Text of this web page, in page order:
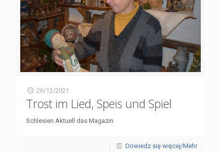
26/12/2021
Trost im Lied, Speis und Spiel
Schlesien Aktuell das Magazin
Dowiedz się więcej/Mehr